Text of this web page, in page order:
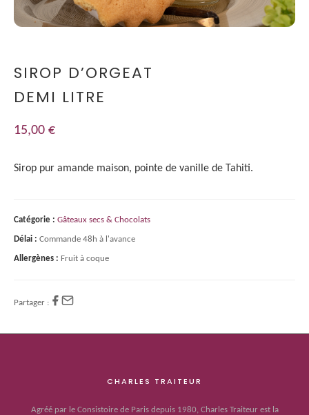
SIROP D’ORGEAT
DEMI LITRE
15,00 €
Sirop pur amande maison, pointe de vanille de Tahiti.
Catégorie : Gâteaux secs & Chocolats
Délai : Commande 48h à l'avance
Allergènes : Fruit à coque
Partager :
CHARLES TRAITEUR
Agréé par le Consistoire de Paris depuis 1980, Charles Traiteur est la